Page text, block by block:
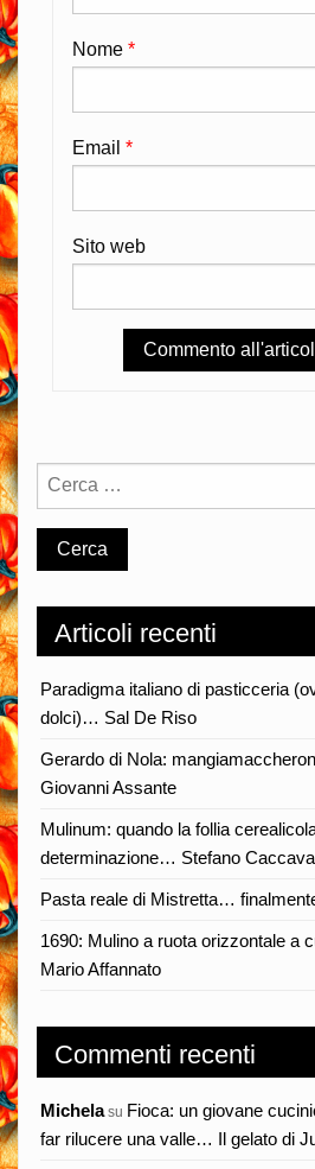
Nome *
Email *
Sito web
Articoli recenti
Paradigma italiano di pasticceria
dolci)… Sal De Riso
Gerardo di Nola:
Giovanni Assante
Mulinum: quando la follia
determinazione… Stefano
Pasta reale di Mistretta…
1690: Mulino a ruota orizzontale a
Mario Affannato
Commenti recenti
Michelasu Fioca: un giovane
far rilucere una valle… Il gelato di